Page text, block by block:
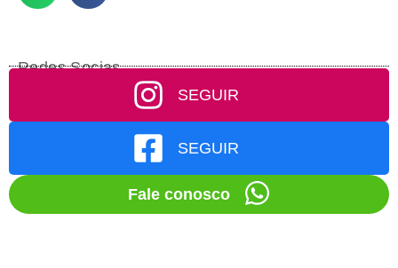
Redes Socias
SEGUIR
SEGUIR
Fale conosco